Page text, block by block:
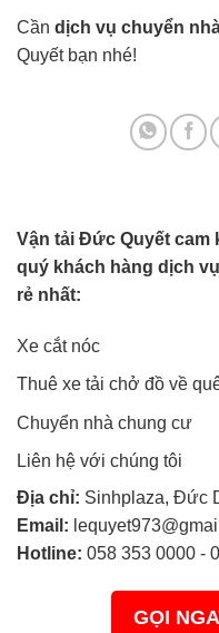
Cần dịch vụ chuyển
Quyết bạn nhé!
Vận tải Đức Quyết cam
quý khách hàng dịch
rẻ nhất:
Xe cắt nóc
Thuê xe tải chở đồ về
Chuyển nhà chung cư
Liên hệ với chúng tôi
Địa chỉ: Sinhplaza, Đức
Email:
Hotline: 058 353 0000 -
GỌI